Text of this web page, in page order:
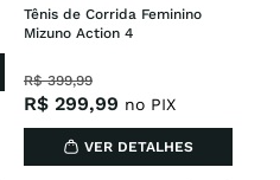
Tênis de Corrida Feminino
Mizuno Action 4
R$ 399,99
R$ 299,99 no PIX
VER DETALHES